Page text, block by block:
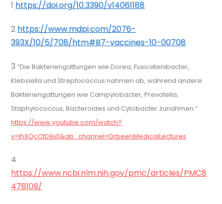
1 https://doi.org/10.3390/v14061188
2 https://www.mdpi.com/2076-
393X/10/5/708/htm#B7-vaccines-10-00708
3“Die Bakteriengattungen wie Dorea, Fusicatenibacter,
Klebsiella und Streptococcus nahmen ab, während andere
Bakteriengattungen wie Campylobacter, Prevotella,
Staphylococcus, Bacteroides und Cytobacter zunahmen.“
https://www.youtube.com/watch?
v=lhXQcCtD9x0&ab_channel=DrbeenMedicalLectures
4
https://www.ncbi.nlm.nih.gov/pmc/articles/PMC8
478109/